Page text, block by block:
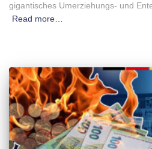
gigantisches Umerziehungs- und
Read more…